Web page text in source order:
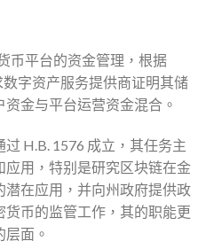
币平台的资金管理，根据
字资产服务提供商证明其储
金与平台运营资金混合。
H.B. 1576 成立，其任务主
用，特别是研究区块链在金
在应用，并向州政府提供政
币的监管工作，其的职能更
面。